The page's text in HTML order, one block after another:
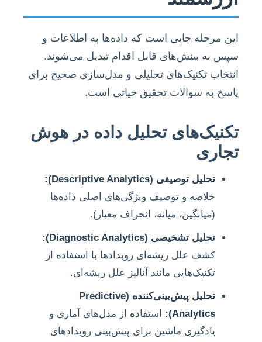
این مرحله جایی است که داده‌ها به اطلاعات و
سپس به بینش‌های قابل اقدام تبدیل می‌شوند.
انتخاب تکنیک‌های تحلیلی و مدل‌سازی صحیح برای
پاسخ به سوالات تحقیق حیاتی است.
تکنیک‌های تحلیل داده در هوش
تجاری
تحلیل توصیفی (Descriptive Analytics):
خلاصه و توصیف ویژگی‌های اصلی داده‌ها
(میانگین، میانه، انحراف معیار).
تحلیل تشخیصی (Diagnostic Analytics):
کشف علل ریشه‌ای رویدادها با استفاده از
تکنیک‌هایی مانند آنالیز علل ریشه‌ای.
تحلیل پیش‌بینی‌کننده (Predictive
Analytics):
استفاده از مدل‌های آماری و
یادگیری ماشین برای پیش‌بینی رویدادهای